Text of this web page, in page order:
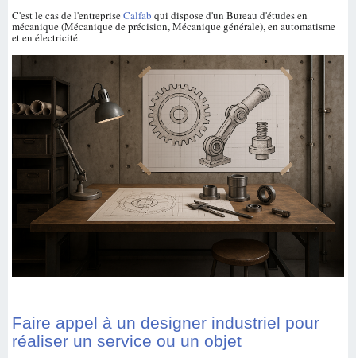
C'est le cas de l'entrepriseCalfab qui dispose d'un Bureau d'études en
mécanique (Mécanique de précision, Mécanique générale), en automatisme
et en électricité.
Faire appel à un designer industriel pour
réaliser un service ou un objet